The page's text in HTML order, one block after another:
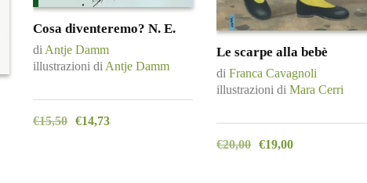
Cosa diventeremo? N. E.
di Antje Damm
illustrazioni di Antje Damm
€15,50 €14,73
Le scarpe alla bebè
di Franca Cavagnoli
illustrazioni di Mara Cerri
€20,00 €19,00